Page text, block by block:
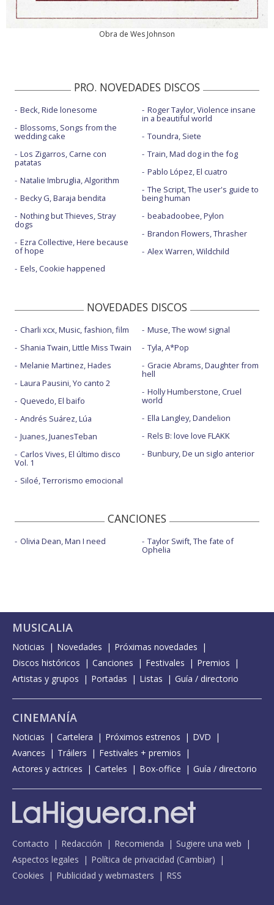
Obra de Wes Johnson
PRO. NOVEDADES DISCOS
Beck, Ride lonesome
Blossoms, Songs from the
wedding cake
Los Zigarros, Carne con
patatas
Natalie Imbruglia, Algorithm
Becky G, Baraja bendita
Nothing but Thieves, Stray
dogs
Ezra Collective, Here because
of hope
Eels, Cookie happened
Roger Taylor, Violence insane
in a beautiful world
Toundra, Siete
Train, Mad dog in the fog
Pablo López, El cuatro
The Script, The user's guide to
being human
beabadoobee, Pylon
Brandon Flowers, Thrasher
Alex Warren, Wildchild
NOVEDADES DISCOS
Charli xcx, Music, fashion, film
Shania Twain, Little Miss Twain
Melanie Martinez, Hades
Laura Pausini, Yo canto 2
Quevedo, El baifo
Andrés Suárez, Lúa
Juanes, JuanesTeban
Carlos Vives, El último disco
Vol. 1
Siloé, Terrorismo emocional
Muse, The wow! signal
Tyla, A*Pop
Gracie Abrams, Daughter from
hell
Holly Humberstone, Cruel
world
Ella Langley, Dandelion
Rels B: love love FLAKK
Bunbury, De un siglo anterior
CANCIONES
Olivia Dean, Man I need Taylor Swift, The fate of
Ophelia
MUSICALIA
Noticias Novedades
Próximas novedades
Discos históricos
Canciones Festivales
Premios
Artistas y grupos
Portadas Listas Guía / directorio
CINEMANÍA
Noticias Cartelera Próximos estrenos
DVD
Avances
Tráilers
Festivales + premios
Actores y actrices
Carteles Box-office Guía / directorio
Contacto Redacción Recomienda
Sugiere una web
Aspectos legales
Política de privacidad (Cambiar)
Cookies
Publicidad y webmasters RSS